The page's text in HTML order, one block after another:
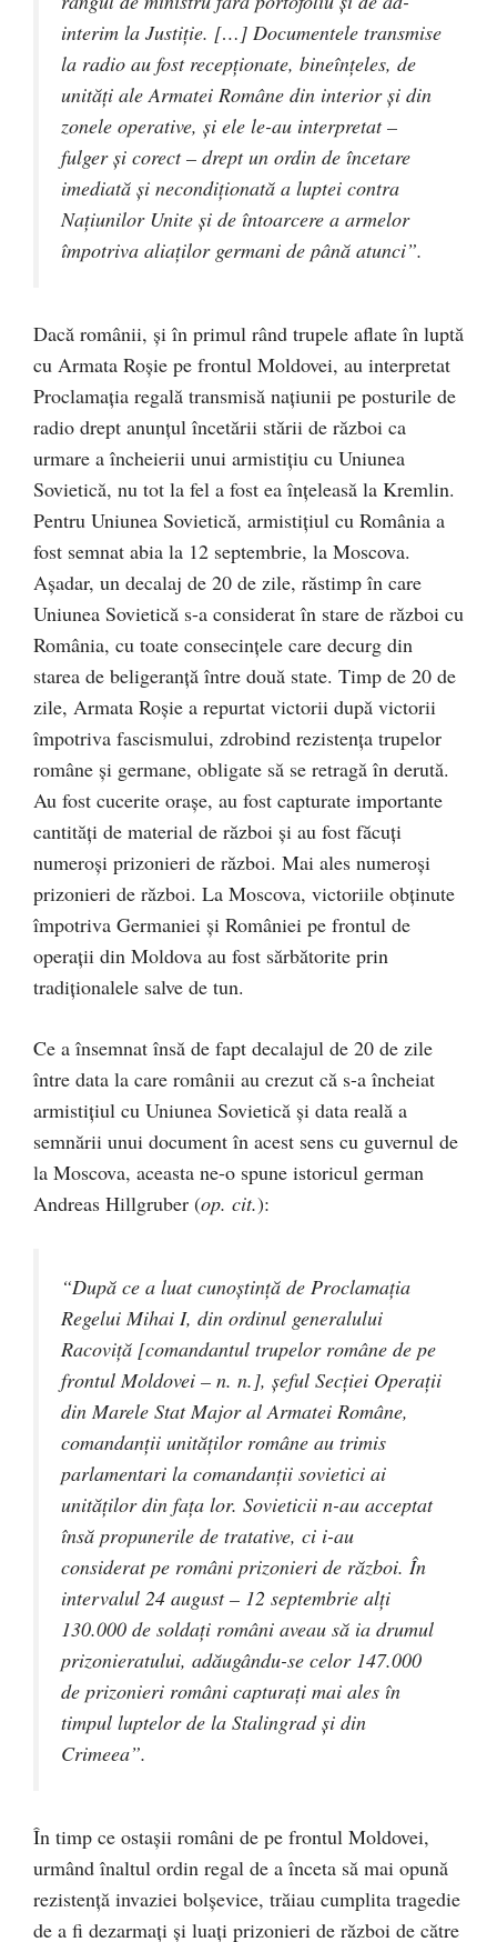
interim la Justiţie. […] Documentele transmise
la radio au fost recepţionate, bineînţeles, de
unităţi ale Armatei Române din interior şi din
zonele operative, şi ele le-au interpretat –
fulger şi corect – drept un ordin de încetare
imediată şi necondiţionată a luptei contra
Naţiunilor Unite şi de întoarcere a armelor
împotriva aliaţilor germani de până atunci”.
Dacă românii, şi în primul rând trupele aflate în luptă
cu Armata Roşie pe frontul Moldovei, au interpretat
Proclamaţia regală transmisă naţiunii pe posturile de
radio drept anunţul încetării stării de război ca
urmare a încheierii unui armistiţiu cu Uniunea
Sovietică, nu tot la fel a fost ea înţeleasă la Kremlin.
Pentru Uniunea Sovietică, armistiţiul cu România a
fost semnat abia la 12 septembrie, la Moscova.
Aşadar, un decalaj de 20 de zile, răstimp în care
Uniunea Sovietică s-a considerat în stare de război cu
România, cu toate consecinţele care decurg din
starea de beligeranţă între două state. Timp de 20 de
zile, Armata Roşie a repurtat victorii după victorii
împotriva fascismului, zdrobind rezistenţa trupelor
române şi germane, obligate să se retragă în derută.
Au fost cucerite oraşe, au fost capturate importante
cantităţi de material de război şi au fost făcuţi
numeroşi prizonieri de război. Mai ales numeroşi
prizonieri de război. La Moscova, victoriile obţinute
împotriva Germaniei şi României pe frontul de
operaţii din Moldova au fost sărbătorite prin
tradiţionalele salve de tun.
Ce a însemnat însă de fapt decalajul de 20 de zile
între data la care românii au crezut că s-a încheiat
armistiţiul cu Uniunea Sovietică şi data reală a
semnării unui document în acest sens cu guvernul de
la Moscova, aceasta ne-o spune istoricul german
Andreas Hillgruber (op. cit.):
“După ce a luat cunoştinţă de Proclamaţia
Regelui Mihai I, din ordinul generalului
Racoviţă [comandantul trupelor române de pe
frontul Moldovei – n. n.], şeful Secţiei Operaţii
din Marele Stat Major al Armatei Române,
comandanţii unităţilor române au trimis
parlamentari la comandanţii sovietici ai
unităţilor din faţa lor. Sovieticii n-au acceptat
însă propunerile de tratative, ci i-au
considerat pe români prizonieri de război. În
intervalul 24 august – 12 septembrie alţi
130.000 de soldaţi români aveau să ia drumul
prizonieratului, adăugându-se celor 147.000
de prizonieri români capturaţi mai ales în
timpul luptelor de la Stalingrad şi din
Crimeea”.
În timp ce ostaşii români de pe frontul Moldovei,
urmând înaltul ordin regal de a înceta să mai opună
rezistenţă invaziei bolşevice, trăiau cumplita tragedie
de a fi dezarmaţi şi luaţi prizonieri de război de către